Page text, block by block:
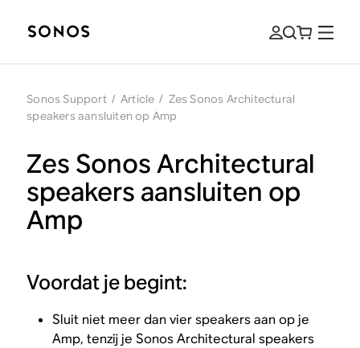
Sonos Support / Article / Zes Sonos Architectural
speakers aansluiten op Amp
Zes Sonos Architectural
speakers aansluiten op
Amp
Voordat je begint:
Sluit niet meer dan vier speakers aan op je
Amp, tenzij je Sonos Architectural speakers